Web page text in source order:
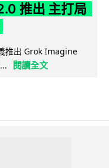
推出 主打局
推出 Grok Imagine
閱讀全文